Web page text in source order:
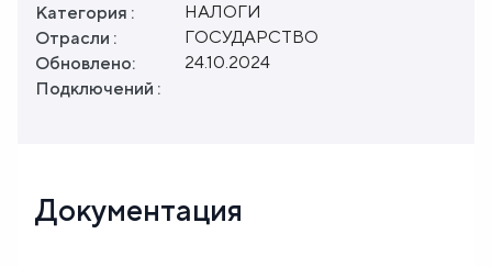
Категория :
НАЛОГИ
Отрасли :
ГОСУДАРСТВО
Обновлено:
24.10.2024
Подключений :
Документация